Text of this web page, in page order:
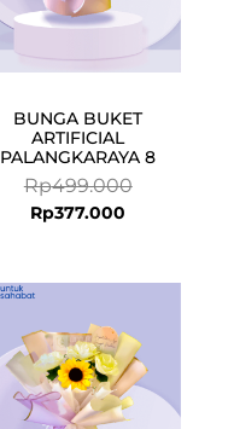
BUNGA BUKET
ARTIFICIAL
PALANGKARAYA 8
Rp499.000
Rp377.000